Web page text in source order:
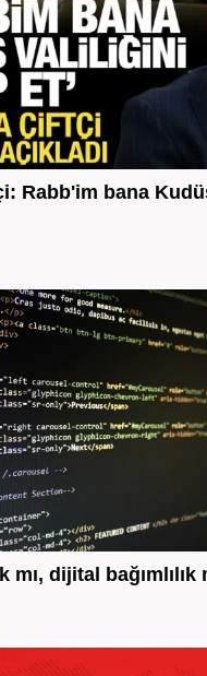
Rabb'im bana
mı, dijital bağımlılık